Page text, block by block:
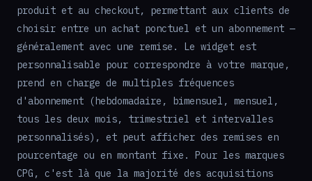
produit et au checkout, permettant aux clients de
choisir entre un achat ponctuel et un abonnement —
généralement avec une remise. Le widget est
personnalisable pour correspondre à votre marque,
prend en charge de multiples fréquences
d'abonnement (hebdomadaire, bimensuel, mensuel,
tous les deux mois, trimestriel et intervalles
personnalisés), et peut afficher des remises en
pourcentage ou en montant fixe. Pour les marques
CPG, c'est là que la majorité des acquisitions